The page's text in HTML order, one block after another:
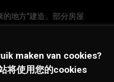
地方”建造。部分房屋
噪音污染的问题。
它们不负责航空政策。
maken van cookies?
将使用您的cookies